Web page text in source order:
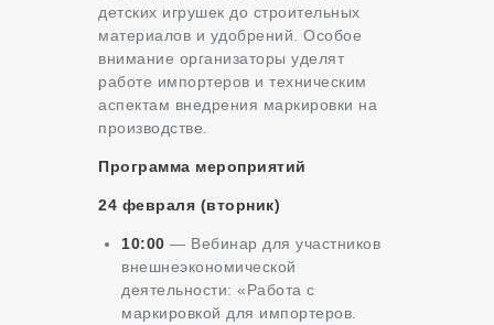
детских игрушек до строительных
материалов и удобрений. Особое
внимание организаторы уделят
работе импортеров и техническим
аспектам внедрения маркировки на
производстве.
Программа мероприятий
24 февраля (вторник)
10:00 — Вебинар для участников
внешнеэкономической
деятельности: «Работа с
маркировкой для импортеров.